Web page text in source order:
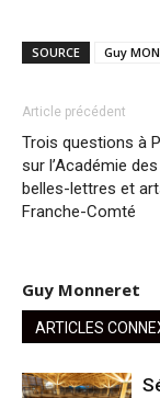
SOURCE Guy
Article précédent
Trois questions à
sur l’Académie
belles-lettres et
Franche-Comté
Guy Monneret
ARTICLES